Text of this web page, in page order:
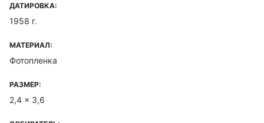
ДАТИРОВКА:
1958 г.
МАТЕРИАЛ:
Фотопленка
РАЗМЕР:
2,4 x 3,6